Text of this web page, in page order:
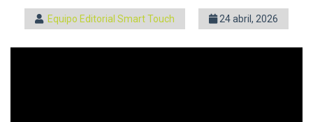
Equipo Editorial Smart Touch 24 abril, 2026